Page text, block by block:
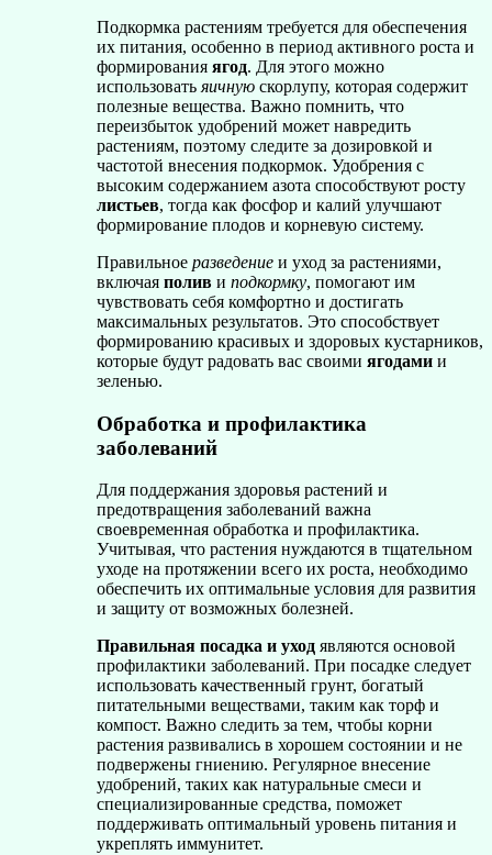
Подкормка растениям требуется для обеспечения
их питания, особенно в период активного роста и
формирования ягод. Для этого можно
использовать яичную скорлупу, которая содержит
полезные вещества. Важно помнить, что
переизбыток удобрений может навредить
растениям, поэтому следите за дозировкой и
частотой внесения подкормок. Удобрения с
высоким содержанием азота способствуют росту
листьев, тогда как фосфор и калий улучшают
формирование плодов и корневую систему.
Правильное разведение и уход за растениями,
включая полив и подкормку, помогают им
чувствовать себя комфортно и достигать
максимальных результатов. Это способствует
формированию красивых и здоровых кустарников,
которые будут радовать вас своими ягодами и
зеленью.
Обработка и профилактика
заболеваний
Для поддержания здоровья растений и
предотвращения заболеваний важна
своевременная обработка и профилактика.
Учитывая, что растения нуждаются в тщательном
уходе на протяжении всего их роста, необходимо
обеспечить их оптимальные условия для развития
и защиту от возможных болезней.
Правильная посадка и уход являются основой
профилактики заболеваний. При посадке следует
использовать качественный грунт, богатый
питательными веществами, таким как торф и
компост. Важно следить за тем, чтобы корни
растения развивались в хорошем состоянии и не
подвержены гниению. Регулярное внесение
удобрений, таких как натуральные смеси и
специализированные средства, поможет
поддерживать оптимальный уровень питания и
укреплять иммунитет.